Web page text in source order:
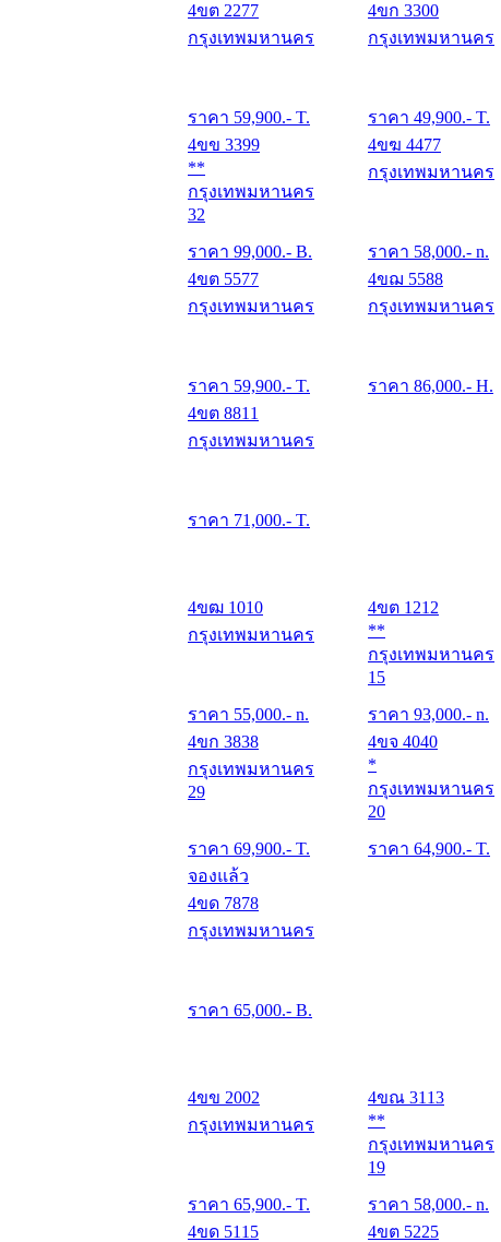
4ขต 2277
กรุงเทพมหานคร
ราคา 59,900.- T.
4ขก 3300
กรุงเทพมหานคร
ราคา 49,900.- T.
4ขข 3399
**
กรุงเทพมหานคร
32
ราคา 99,000.- B.
4ขฆ 4477
กรุงเทพมหานคร
ราคา 58,000.- n.
4ขต 5577
กรุงเทพมหานคร
ราคา 59,900.- T.
4ขฌ 5588
กรุงเทพมหานคร
ราคา 86,000.- H.
4ขต 8811
กรุงเทพมหานคร
ราคา 71,000.- T.
4ขฒ 1010
กรุงเทพมหานคร
ราคา 55,000.- n.
4ขต 1212
**
กรุงเทพมหานคร
15
ราคา 93,000.- n.
4ขก 3838
กรุงเทพมหานคร
29
ราคา 69,900.- T.
4ขจ 4040
*
กรุงเทพมหานคร
20
ราคา 64,900.- T.
จองแล้ว
4ขด 7878
กรุงเทพมหานคร
ราคา 65,000.- B.
4ขข 2002
กรุงเทพมหานคร
ราคา 65,900.- T.
4ขณ 3113
**
กรุงเทพมหานคร
19
ราคา 58,000.- n.
4ขด 5115
4ขต 5225